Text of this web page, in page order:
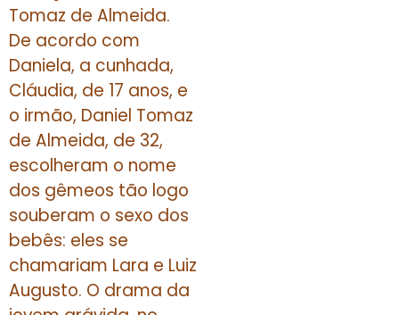
Tomaz de Almeida.
De acordo com
Daniela, a cunhada,
Cláudia, de 17 anos, e
o irmão, Daniel Tomaz
de Almeida, de 32,
escolheram o nome
dos gêmeos tão logo
souberam o sexo dos
bebês: eles se
chamariam Lara e Luiz
Augusto. O drama da